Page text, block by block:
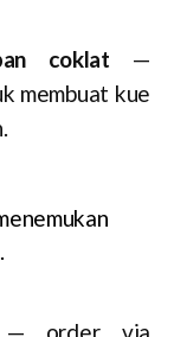
coklat —
membuat kue
— order via